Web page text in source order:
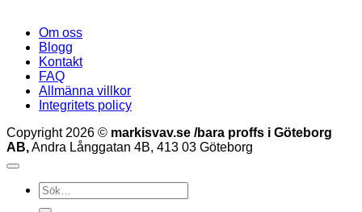
Om oss
Blogg
Kontakt
FAQ
Allmänna villkor
Integritets policy
Copyright 2026 © markisvav.se /bara proffs i Göteborg
AB,Andra Långgatan 4B, 413 03 Göteborg
Sök
efter: